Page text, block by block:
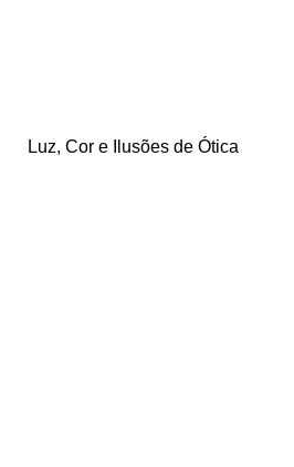
Luz, Cor e Ilusões de Ótica